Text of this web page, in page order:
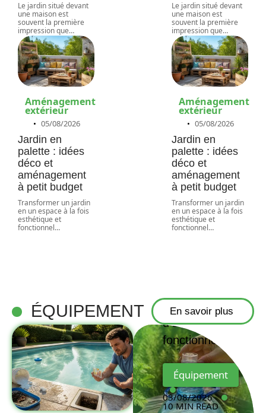
Le jardin situé devant
une maison est
souvent la première
impression que…
Aménagement
extérieur
05/08/2026
Jardin en
palette : idées
déco et
aménagement
à petit budget
Transformer un jardin
en un espace à la fois
esthétique et
fonctionnel…
Le jardin situé devant
une maison est
souvent la première
impression que…
Aménagement
extérieur
05/08/2026
Jardin en
palette : idées
déco et
aménagement
à petit budget
Transformer un jardin
en un espace à la fois
esthétique et
fonctionnel…
ÉQUIPEMENT En savoir plus
pour 5 litres
d’eau qui
fonctionne
Équipement
03/08/2026
10 MIN READ